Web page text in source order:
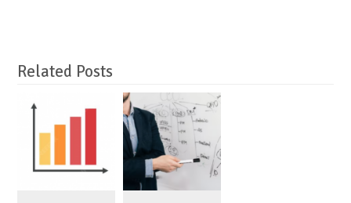
Related Posts